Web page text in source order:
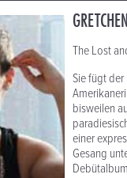
The Lost
Sie fügt
bisweilen
einer
Gesang